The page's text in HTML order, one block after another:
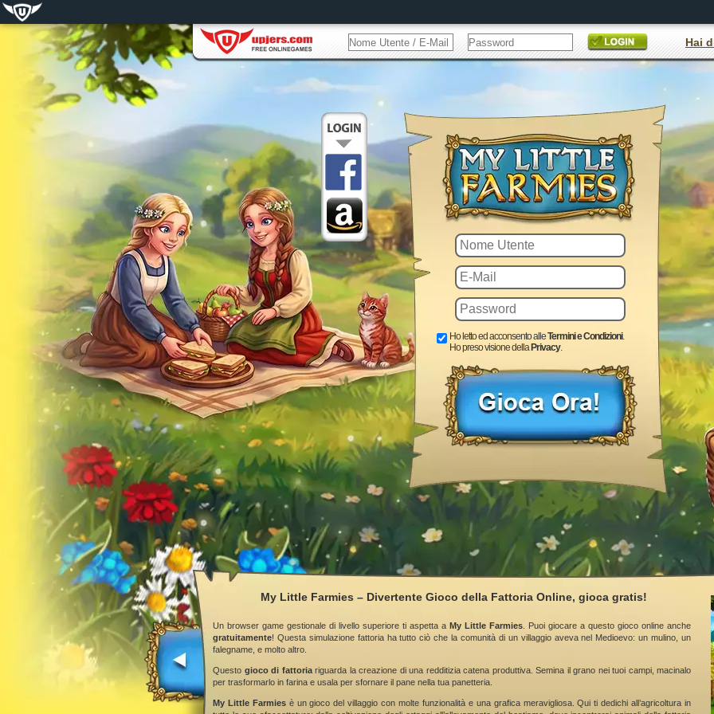
Ho letto ed acconsento alleTermini e Condizioni.
Ho preso visione della Privacy.
Hai
My Little Farmies – Divertente Gioco della Fattoria Online, gioca gratis!
Un browser game gestionale di livello superiore ti aspetta a My Little Farmies . Puoi giocare a questo gioco online anche
gratuitamente! Questa simulazione fattoria ha tutto ciò che la comunità di un villaggio aveva nel Medioevo: un mulino, un
falegname, e molto altro.
Questo gioco di fattoriariguarda la creazione di una redditizia catena produttiva. Semina il grano nei tuoi campi, macinalo
per trasformarlo in farina e usala per sfornare il pane nella tua panetteria.
My Little Farmiesè un gioco del villaggio con molte funzionalità e una grafica meravigliosa. Qui ti dedichi all’agricoltura in